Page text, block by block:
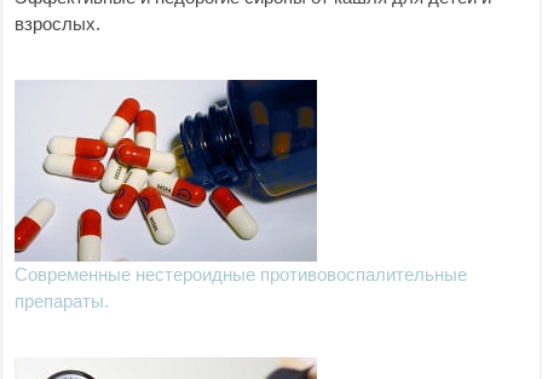
взрослых.
Современные нестероидные противовоспалительные
препараты.